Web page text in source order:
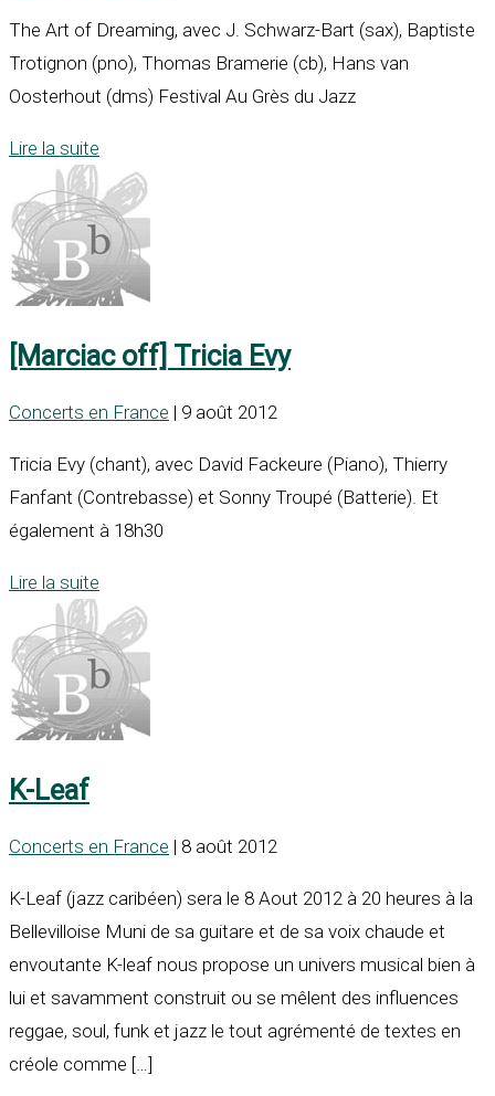
The Art of Dreaming, avec J. Schwarz-Bart (sax), Baptiste
Trotignon (pno), Thomas Bramerie (cb), Hans van
Oosterhout (dms) Festival Au Grès du Jazz
Lire la suite
[Marciac off] Tricia Evy
Concerts en France | 9 août 2012
Tricia Evy (chant), avec David Fackeure (Piano), Thierry
Fanfant (Contrebasse) et Sonny Troupé (Batterie). Et
également à 18h30
Lire la suite
K-Leaf
Concerts en France | 8 août 2012
K-Leaf (jazz caribéen) sera le 8 Aout 2012 à 20 heures à la
Bellevilloise Muni de sa guitare et de sa voix chaude et
envoutante K-leaf nous propose un univers musical bien à
lui et savamment construit ou se mêlent des influences
reggae, soul, funk et jazz le tout agrémenté de textes en
créole comme […]